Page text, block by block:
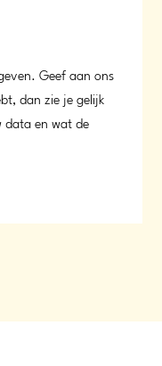
Geef aan ons
dan zie je gelijk
data en wat de